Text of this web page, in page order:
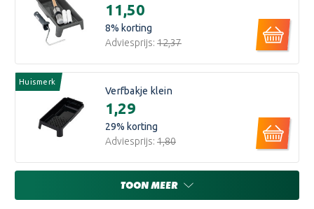
€11,50
8% korting
Adviesprijs: €12,37
Huismerk
Verfbakje klein
€1,29
29% korting
Adviesprijs: €1,80
TOON MEER